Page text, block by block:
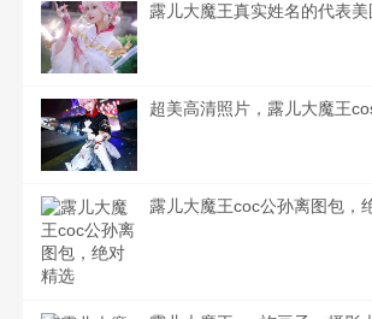
露儿大魔王coc公孙离图包，